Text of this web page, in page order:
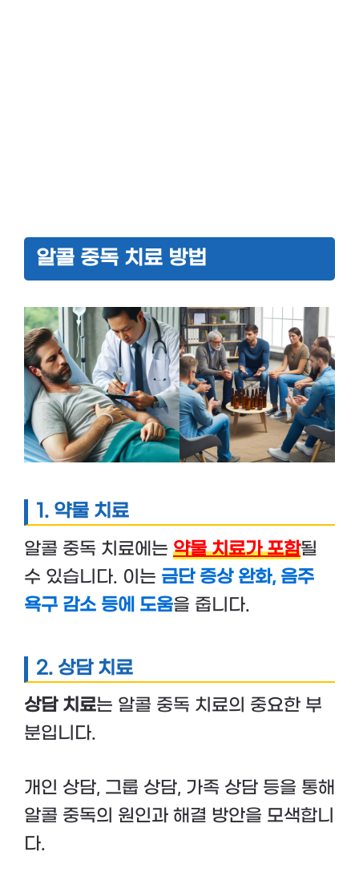
알콜 중독 치료 방법
1. 약물 치료
알콜 중독 치료에는 약물 치료가 포함될
수 있습니다. 이는 금단 증상 완화, 음주
욕구 감소 등에 도움을 줍니다.
2. 상담 치료
상담 치료는 알콜 중독 치료의 중요한 부
분입니다.
개인 상담, 그룹 상담, 가족 상담 등을 통해
알콜 중독의 원인과 해결 방안을 모색합니
다.